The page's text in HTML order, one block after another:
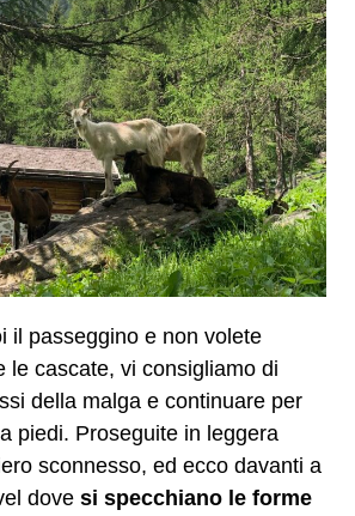
il passeggino e non volete
le cascate, vi consigliamo di
della malga e continuare per
piedi. Proseguite in leggera
sconnesso, ed ecco davanti a
dove si specchiano le forme